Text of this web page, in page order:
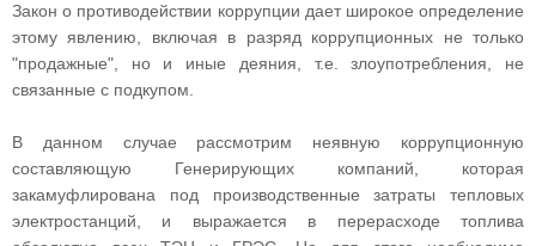
Закон о противодействии коррупции дает широкое определение
этому явлению, включая в разряд коррупционных не только
"продажные", но и иные деяния, т.е. злоупотребления, не
связанные с подкупом.
В данном случае рассмотрим неявную коррупционную
составляющую Генерирующих компаний, которая
закамуфлирована под производственные затраты тепловых
электростанций, и выражается в перерасходе топлива